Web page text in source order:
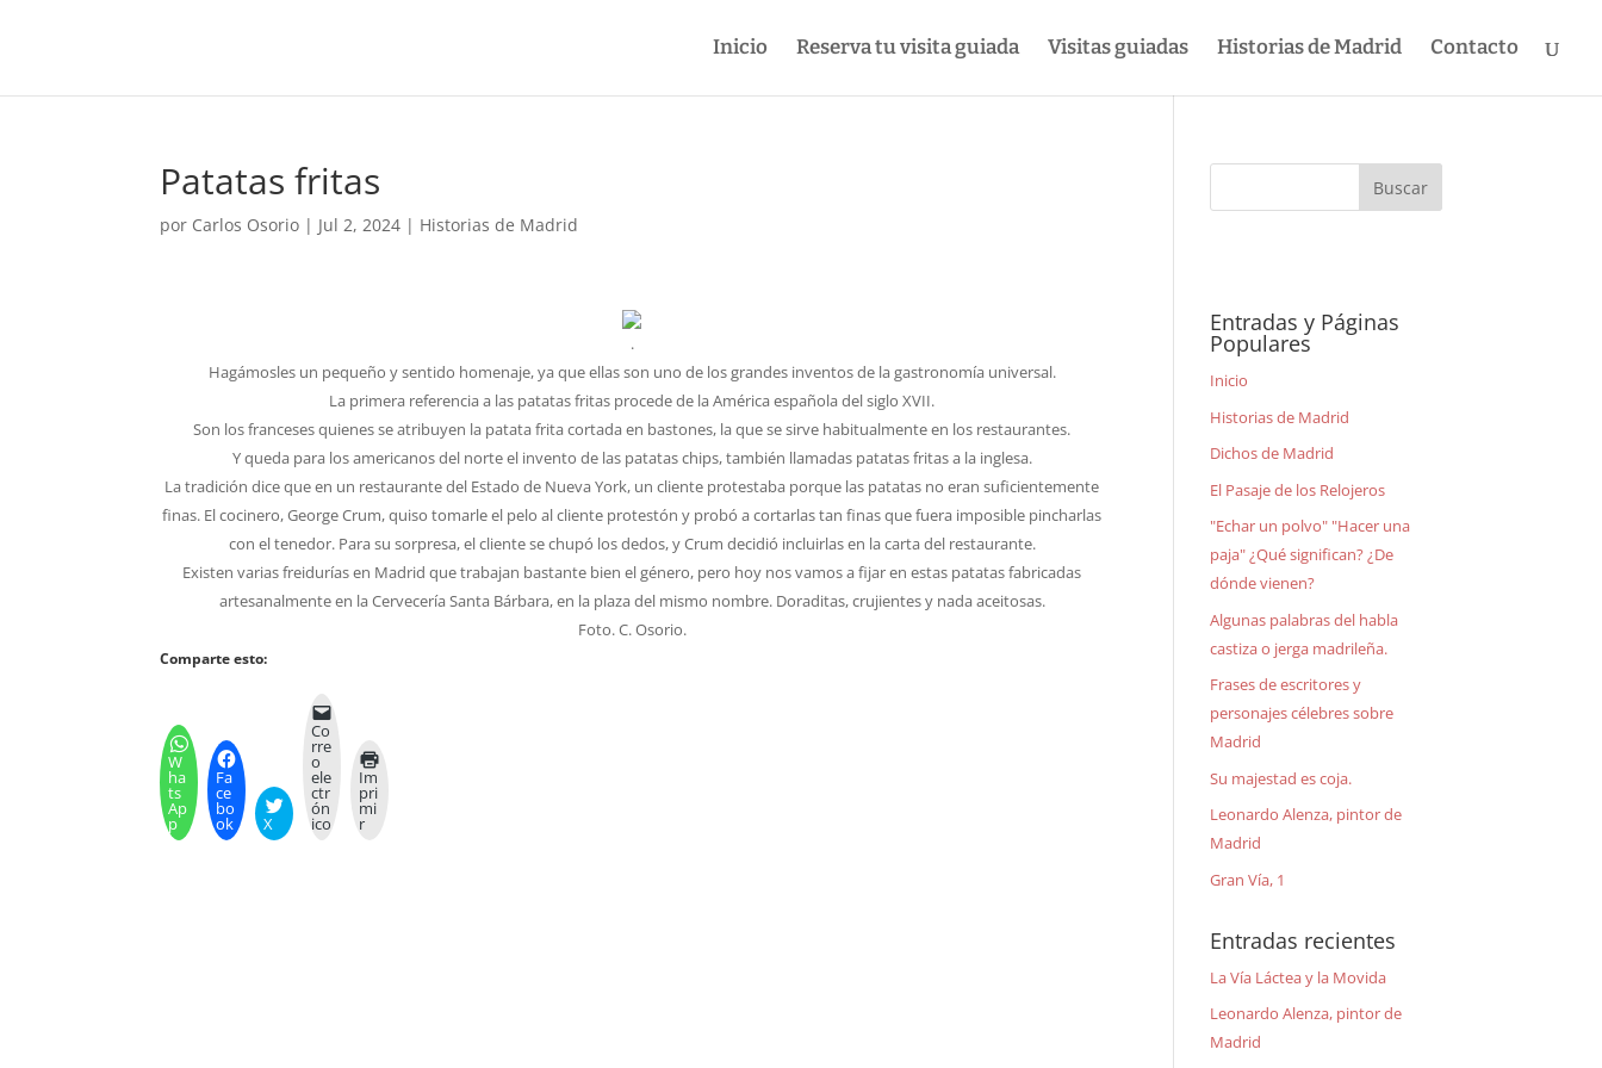
Inicio Reserva tu visita guiada Visitas guiadas Historias de Madrid Contacto
Patatas fritas
por Carlos Osorio | Jul 2, 2024 | Historias de Madrid
.
Hagámosles un pequeño y sentido homenaje, ya que ellas son uno de los grandes inventos de la gastronomía universal.
La primera referencia a las patatas fritas procede de la América española del siglo XVII.
Son los franceses quienes se atribuyen la patata frita cortada en bastones, la que se sirve habitualmente en los restaurantes.
Y queda para los americanos del norte el invento de las patatas chips, también llamadas patatas fritas a la inglesa.
La tradición dice que en un restaurante del Estado de Nueva York, un cliente protestaba porque las patatas no eran suficientemente
finas. El cocinero, George Crum, quiso tomarle el pelo al cliente protestón y probó a cortarlas tan finas que fuera imposible pincharlas
con el tenedor. Para su sorpresa, el cliente se chupó los dedos, y Crum decidió incluirlas en la carta del restaurante.
Existen varias freidurías en Madrid que trabajan bastante bien el género, pero hoy nos vamos a fijar en estas patatas fabricadas
artesanalmente en la Cervecería Santa Bárbara, en la plaza del mismo nombre. Doraditas, crujientes y nada aceitosas.
Foto. C. Osorio.
Comparte esto:
W
ha
ts
Ap
p
Fa
ce
bo
ok X
Co
rre
o
ele
ctr
ón
ico
Im
pri
mi
r
Entradas y Páginas
Populares
Inicio
Historias de Madrid
Dichos de Madrid
El Pasaje de los Relojeros
"Echar un polvo" "Hacer una
paja" ¿Qué significan? ¿De
dónde vienen?
Algunas palabras del habla
castiza o jerga madrileña.
Frases de escritores y
personajes célebres sobre
Madrid
Su majestad es coja.
Leonardo Alenza, pintor de
Madrid
Gran Vía, 1
Entradas recientes
La Vía Láctea y la Movida
Leonardo Alenza, pintor de
Madrid